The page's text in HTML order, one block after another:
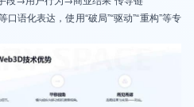
口语化表达，使用“破局”“驱动”“重构”等专